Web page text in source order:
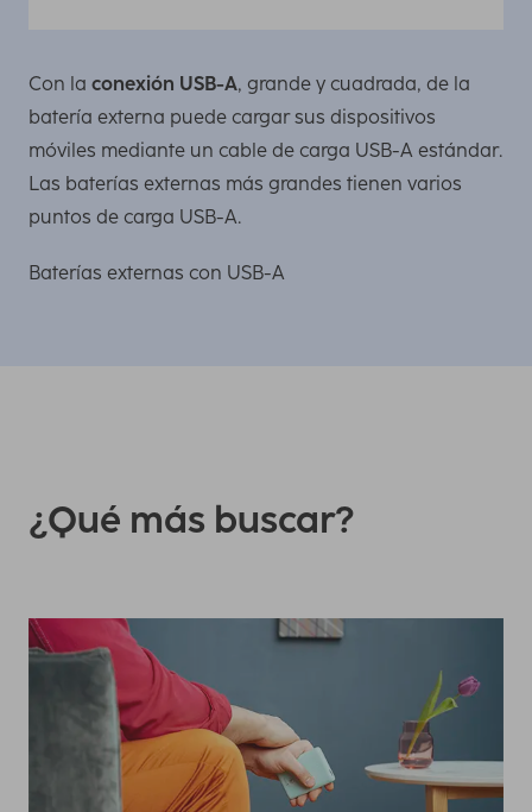
Con la conexión USB-A, grande y cuadrada, de la
batería externa puede cargar sus dispositivos
móviles mediante un cable de carga USB-A estándar.
Las baterías externas más grandes tienen varios
puntos de carga USB-A.
Baterías externas con USB-A
¿Qué más buscar?